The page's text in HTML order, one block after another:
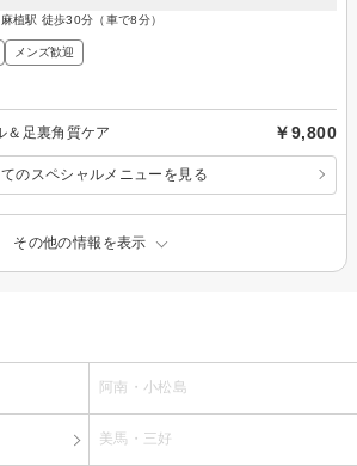
植駅 徒歩30分（車で8分）
メンズ歓迎
＆足裏角質ケア ￥9,800
のスペシャルメニューを見る
その他の情報を表示
阿南・小松島
美馬・三好